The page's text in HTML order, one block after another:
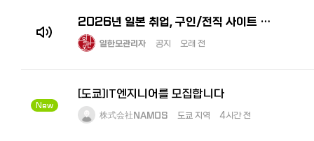
2026년 일본 취업, 구인/전직 사이트 추천! 한국인 선배가 전수하는 꿀팁과 구직 시장
일한모관리자 공지 오래 전
New
[도쿄]IT엔지니어를 모집합니다
株式会社NAMOS 도쿄 지역 4시간 전